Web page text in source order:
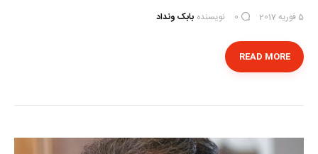
5 فوریه 2017 0 نویسنده بابک ونداد
READ MORE